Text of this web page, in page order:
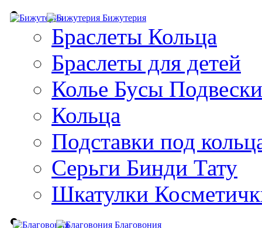
Бижутерия
Браслеты Кольца
Браслеты для детей
Колье Бусы Подвески
Кольца
Подставки под
Серьги Бинди Тату
Шкатулки
Благовония